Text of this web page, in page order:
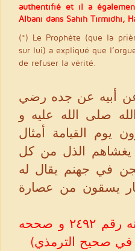
authentifié et il a
Albani dans Sahîh Tirmidhi,
(*) Le Prophète (que la
sur lui) a expliqué que
de refuser la vérité.
أبيه عن جده رضي
صلى الله عليه و
يوم القيامة أمثال
يغشاهم الذل من كل
في جهنم يقال له
يسقون من عصارة
(رواه الترمذي في سننه رقم ٢٤٩٢ و صححه
في صحيح الترمذي)